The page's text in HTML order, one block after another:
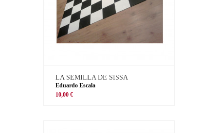
LA SEMILLA DE SISSA
Eduardo Escala
10,00 €